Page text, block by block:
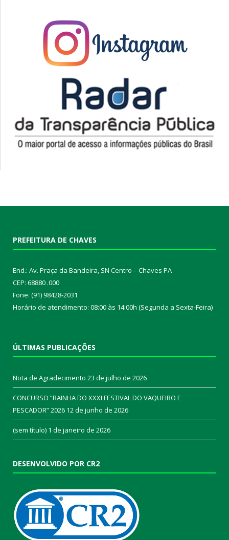
PREFEITURA DE CHAVES
End.: Av. Praça da Bandeira, SN Centro – Chaves PA
CEP: 68880 .000
Fone: (91) 98428-2031
Horário de atendimento: 08:00 às 14:00h (Segunda a Sexta-Feira)
ÚLTIMAS PUBLICAÇÕES
Nota de Agradecimento 23 de julho de 2026
CONCURSO “RAINHA DO XXXI FESTIVAL DO VAQUEIRO E
PESCADOR” 2026 12 de junho de 2026
(sem título) 1 de janeiro de 2026
DESENVOLVIDO POR CR2